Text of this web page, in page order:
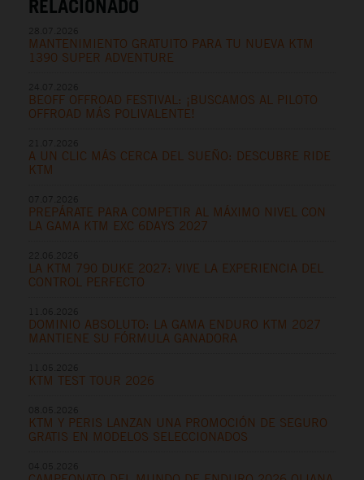
RELACIONADO
MANTENIMIENTO GRATUITO PARA TU NUEVA KTM
1390 SUPER ADVENTURE
BEOFF OFFROAD FESTIVAL: ¡BUSCAMOS AL PILOTO
OFFROAD MÁS POLIVALENTE!
A UN CLIC MÁS CERCA DEL SUEÑO: DESCUBRE RIDE
KTM
PREPÁRATE PARA COMPETIR AL MÁXIMO NIVEL CON
LA GAMA KTM EXC 6DAYS 2027
LA KTM 790 DUKE 2027: VIVE LA EXPERIENCIA DEL
CONTROL PERFECTO
DOMINIO ABSOLUTO: LA GAMA ENDURO KTM 2027
MANTIENE SU FÓRMULA GANADORA
KTM TEST TOUR 2026
KTM Y PERIS LANZAN UNA PROMOCIÓN DE SEGURO
GRATIS EN MODELOS SELECCIONADOS